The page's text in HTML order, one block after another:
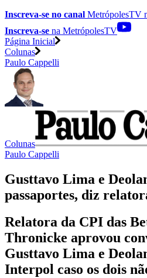
Inscreva-se no canal MetrópolesTV
Inscreva-se na MetrópolesTV
Página Inicial
Colunas
Paulo Cappelli
Colunas
Paulo Cappelli
Gusttavo Lima e
passaportes, diz
Relatora da CPI das
Thronicke aprovou
Gusttavo Lima e
Interpol caso os dois